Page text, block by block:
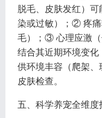
脱毛、皮肤发红）
染或过敏）；② 疼
毛）；③ 心理应激
结合其近期环境变
供环境丰容（爬架
皮肤检查。
五、科学养宠全维度